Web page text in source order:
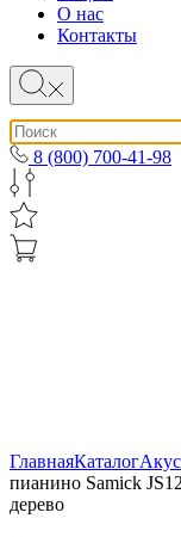
О нас
Контакты
8 (800) 700-41-98
ГлавнаяКаталог
пианино Samick
дерево